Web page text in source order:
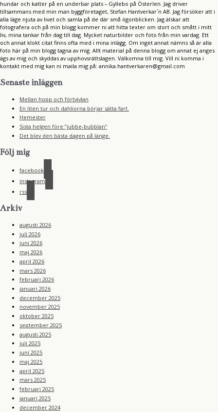
hundar och katter på en underbar plats – Gyllebo på Österlen. Jag driver
tillsammans med min man byggföretaget, Stefan Hantverkar´n AB. Jag försöker att i
alla läge njuta av livet och samla på de där små ögonblicken. Jag älskar att
fotografera och på min blogg kommer ni att hitta texter om stort och smått i mitt
liv, mina tankar från dag till dag. Mycket naturbilder och foto från min vardag. Ett
och annat klokt citat finns ofta med i mina inlägg. Om inget annat nämns så är alla
foto här på min blogg tagna av mig. Allt material på denna blogg om annat ej anges
ägs av mig och skyddas av upphovsrättslagen. Välkomna till mig. Vill ni komma i
kontakt med mig kan ni maila mig på: annika.hantverkaren@gmail.com
Senaste inläggen
Mellan hopp och förtvivlan
En liten tur och dahliorna börjar sätta fart.
Hemester
Sista helgen före ”jubbe-bubblan”
Det blev den bästa dagen på länge.
Följ mig
facebook
instagram
rss
Arkiv
augusti 2026
juli 2026
juni 2026
maj 2026
april 2026
mars 2026
februari 2026
januari 2026
december 2025
november 2025
oktober 2025
september 2025
augusti 2025
juli 2025
juni 2025
maj 2025
april 2025
mars 2025
februari 2025
januari 2025
december 2024